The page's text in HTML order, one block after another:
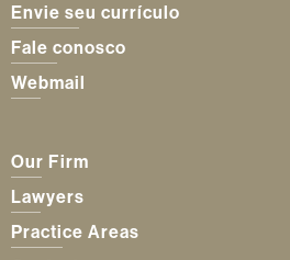
Envie seu currículo
Fale conosco
Webmail
Our Firm
Lawyers
Practice Areas